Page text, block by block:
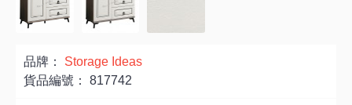
品牌： Storage Ideas
貨品編號： 817742